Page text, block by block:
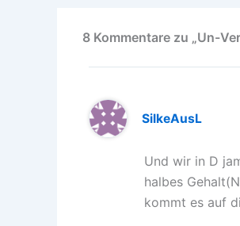
8 Kommentare zu „Un-
SilkeAusL
Und wir in D
halbes
kommt es auf